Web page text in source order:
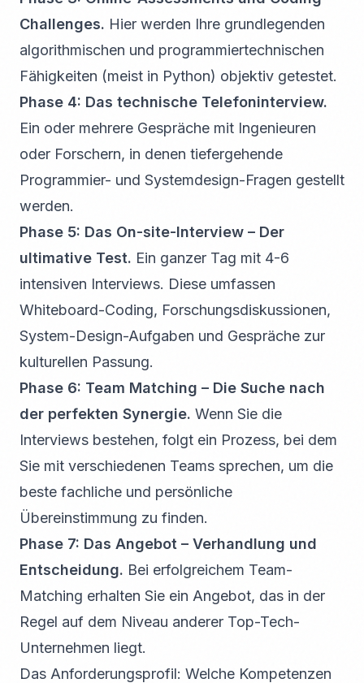
Challenges. Hier werden Ihre grundlegenden
algorithmischen und programmiertechnischen
Fähigkeiten (meist in Python) objektiv getestet.
Phase 4: Das technische Telefoninterview.
Ein oder mehrere Gespräche mit Ingenieuren
oder Forschern, in denen tiefergehende
Programmier- und Systemdesign-Fragen gestellt
werden.
Phase 5: Das On-site-Interview – Der
ultimative Test. Ein ganzer Tag mit 4-6
intensiven Interviews. Diese umfassen
Whiteboard-Coding, Forschungsdiskussionen,
System-Design-Aufgaben und Gespräche zur
kulturellen Passung.
Phase 6: Team Matching – Die Suche nach
der perfekten Synergie. Wenn Sie die
Interviews bestehen, folgt ein Prozess, bei dem
Sie mit verschiedenen Teams sprechen, um die
beste fachliche und persönliche
Übereinstimmung zu finden.
Phase 7: Das Angebot – Verhandlung und
Entscheidung. Bei erfolgreichem Team-
Matching erhalten Sie ein Angebot, das in der
Regel auf dem Niveau anderer Top-Tech-
Unternehmen liegt.
Das Anforderungsprofil: Welche Kompetenzen